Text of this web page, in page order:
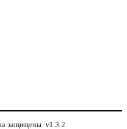
защищены. v1.3.2